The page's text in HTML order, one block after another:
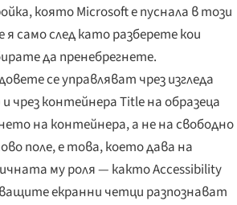
която Microsoft е пуснала в този
само след като разберете кои
да пренебрегнете.
се управляват чрез изгледа
чрез контейнера Title на образеца
на контейнера, а не на свободно
поле, е това, което дава на
му роля — както Accessibility
екранни четци разпознават